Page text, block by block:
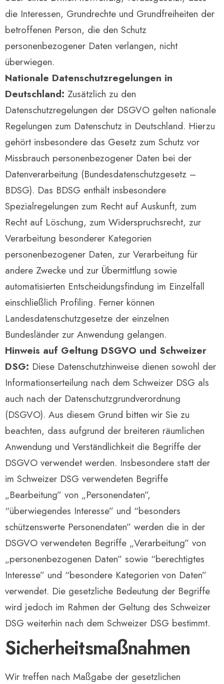
die Interessen, Grundrechte und Grundfreiheiten der
betroffenen Person, die den Schutz
personenbezogener Daten verlangen, nicht
überwiegen.
Nationale Datenschutzregelungen in
Deutschland: Zusätzlich zu den
Datenschutzregelungen der DSGVO gelten nationale
Regelungen zum Datenschutz in Deutschland. Hierzu
gehört insbesondere das Gesetz zum Schutz vor
Missbrauch personenbezogener Daten bei der
Datenverarbeitung (Bundesdatenschutzgesetz –
BDSG). Das BDSG enthält insbesondere
Spezialregelungen zum Recht auf Auskunft, zum
Recht auf Löschung, zum Widerspruchsrecht, zur
Verarbeitung besonderer Kategorien
personenbezogener Daten, zur Verarbeitung für
andere Zwecke und zur Übermittlung sowie
automatisierten Entscheidungsfindung im Einzelfall
einschließlich Profiling. Ferner können
Landesdatenschutzgesetze der einzelnen
Bundesländer zur Anwendung gelangen.
Hinweis auf Geltung DSGVO und Schweizer
DSG: Diese Datenschutzhinweise dienen sowohl der
Informationserteilung nach dem Schweizer DSG als
auch nach der Datenschutzgrundverordnung
(DSGVO). Aus diesem Grund bitten wir Sie zu
beachten, dass aufgrund der breiteren räumlichen
Anwendung und Verständlichkeit die Begriffe der
DSGVO verwendet werden. Insbesondere statt der
im Schweizer DSG verwendeten Begriffe
„Bearbeitung” von „Personendaten”,
“überwiegendes Interesse” und “besonders
schützenswerte Personendaten” werden die in der
DSGVO verwendeten Begriffe „Verarbeitung” von
„personenbezogenen Daten” sowie “berechtigtes
Interesse” und “besondere Kategorien von Daten”
verwendet. Die gesetzliche Bedeutung der Begriffe
wird jedoch im Rahmen der Geltung des Schweizer
DSG weiterhin nach dem Schweizer DSG bestimmt.
Sicherheitsmaßnahmen
Wir treffen nach Maßgabe der gesetzlichen